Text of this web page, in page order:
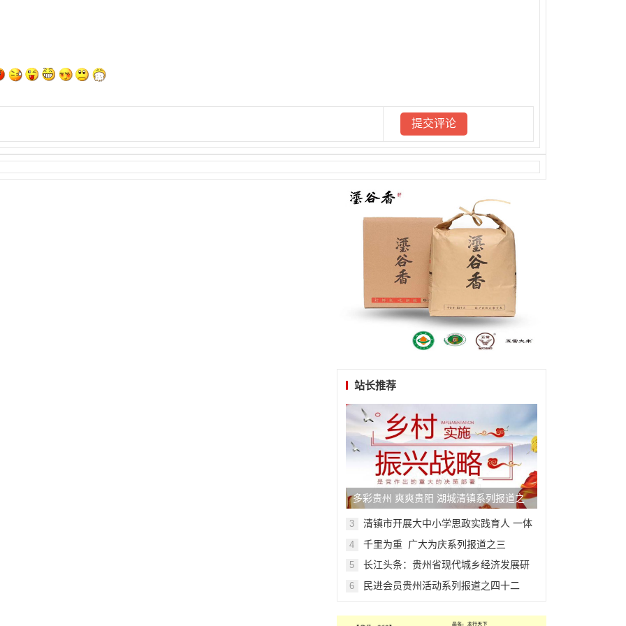
站长推荐
多彩贵州 爽爽贵阳 湖城清镇系列报道之
四十七
3
清镇市开展大中小学思政实践育人 一体
4 千里为重 广大为庆系列报道之三
5
长江头条：贵州省现代城乡经济发展研
6 民进会员贵州活动系列报道之四十二